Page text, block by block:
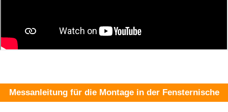
Messanleitung für die Montage in der Fensternische